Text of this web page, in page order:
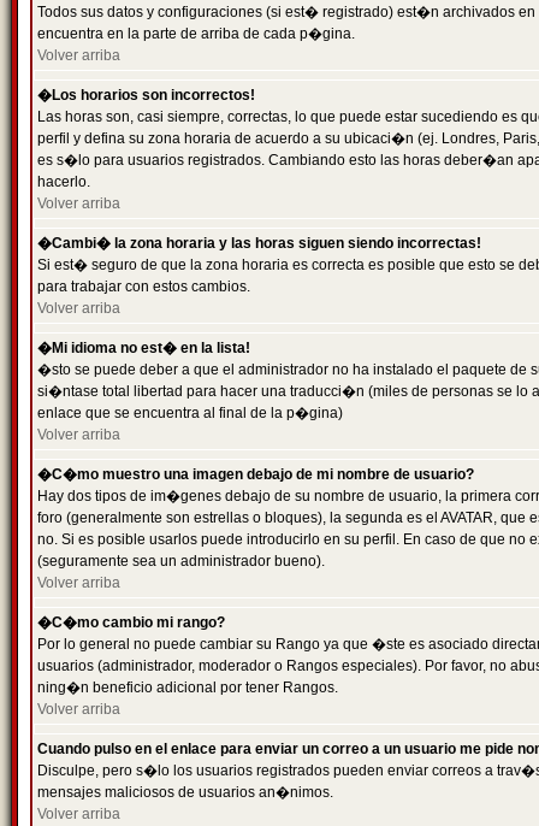
Todos sus datos y configuraciones (si est� registrado) est�n archivados
encuentra en la parte de arriba de cada p�gina.
Volver arriba
�Los horarios son incorrectos!
Las horas son, casi siempre, correctas, lo que puede estar sucediendo es
perfil y defina su zona horaria de acuerdo a su ubicaci�n (ej. Londres,
es s�lo para usuarios registrados. Cambiando esto las horas deber�an
hacerlo.
Volver arriba
�Cambi� la zona horaria y las horas siguen siendo incorrectas!
Si est� seguro de que la zona horaria es correcta es posible que esto se
para trabajar con estos cambios.
Volver arriba
�Mi idioma no est� en la lista!
�sto se puede deber a que el administrador no ha instalado el paquete
si�ntase total libertad para hacer una traducci�n (miles de personas se
enlace que se encuentra al final de la p�gina)
Volver arriba
�C�mo muestro una imagen debajo de mi nombre de usuario?
Hay dos tipos de im�genes debajo de su nombre de usuario, la primera
foro (generalmente son estrellas o bloques), la segunda es el AVATAR,
no. Si es posible usarlos puede introducirlo en su perfil. En caso de que
(seguramente sea un administrador bueno).
Volver arriba
�C�mo cambio mi rango?
Por lo general no puede cambiar su Rango ya que �ste es asociado
usuarios (administrador, moderador o Rangos especiales). Por favor, no
ning�n beneficio adicional por tener Rangos.
Volver arriba
Cuando pulso en el enlace para enviar un correo a un usuario me pide
Disculpe, pero s�lo los usuarios registrados pueden enviar correos a
mensajes maliciosos de usuarios an�nimos.
Volver arriba